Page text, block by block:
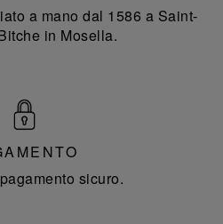
a mano dal 1586 a Saint-
in Mosella.
sicuro.